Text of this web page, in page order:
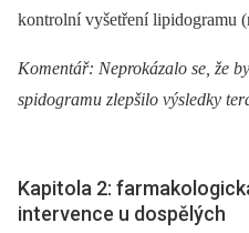
kontrolní vyšetření lipidogramu
Komentář: Neprokázalo se, že
spidogramu zlepšilo výsledky
Kapitola 2:
intervence u dospělých